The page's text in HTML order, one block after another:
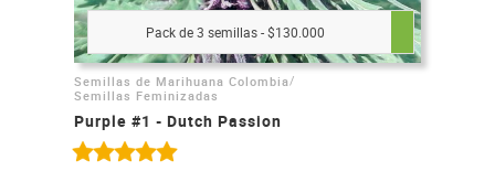
Pack de 3 semillas - $130.000
Semillas de Marihuana Colombia /
Semillas Feminizadas
Purple #1 - Dutch Passion